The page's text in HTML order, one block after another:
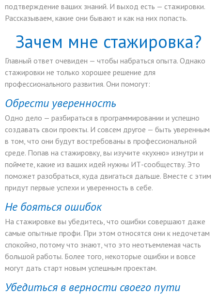
подтверждение ваших знаний. И выход есть — стажировки.
Рассказываем, какие они бывают и как на них попасть.
Зачем мне стажировка?
Главный ответ очевиден — чтобы набраться опыта. Однако
стажировки не только хорошее решение для
профессионального развития. Они помогут:
Обрести уверенность
Одно дело — разбираться в программировании и успешно
создавать свои проекты. И совсем другое — быть уверенным
в том, что они будут востребованы в профессиональной
среде. Попав на стажировку, вы изучите «кухню» изнутри и
поймете, какие из ваших идей нужны ИТ-сообществу. Это
поможет разобраться, куда двигаться дальше. Вместе с этим
придут первые успехи и уверенность в себе.
Не бояться ошибок
На стажировке вы убедитесь, что ошибки совершают даже
самые опытные профи. При этом относятся они к недочетам
спокойно, потому что знают, что это неотъемлемая часть
большой работы. Более того, некоторые ошибки и вовсе
могут дать старт новым успешным проектам.
Убедиться в верности своего пути